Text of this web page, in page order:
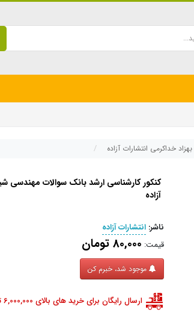
خداکرمی انتشارات آزاده
کنکور کارشناسی ارشد بانک سوالات مهندسی
آزاده
ناشر: انتشارات آزاده
قیمت: 80,000 تومان
ارسال رایگان برای خرید های بالای 6,000,000 تومان